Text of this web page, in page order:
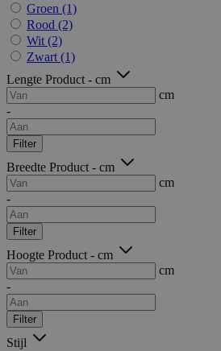
Groen (1)
Rood (2)
Wit (2)
Zwart (1)
Lengte Product - cm
cm
-
Filter
Breedte Product - cm
cm
-
Filter
Hoogte Product - cm
cm
-
Filter
Stijl